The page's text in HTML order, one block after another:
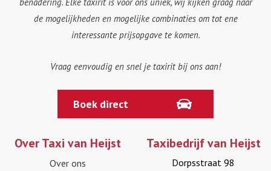
de mogelijkheden en mogelijke combinaties om tot ene
interessante prijsopgave te komen.
Vraag eenvoudig en snel je taxirit bij ons aan!
Boek direct
Over Taxi van Heijst
Over ons
Taxibedrijf van Heijst
Dorpsstraat 98